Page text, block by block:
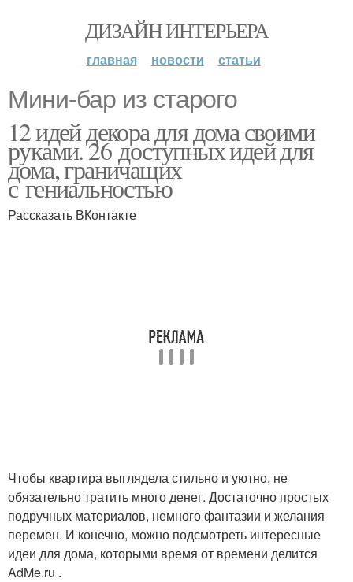
ДИЗАЙН ИНТЕРЬЕРА
главная новости статьи
Мини-бар из старого
12 идей декора для дома своими
руками. 26 доступных идей для
дома, граничащих
с гениальностью
Рассказать ВКонтакте
Чтобы квартира выглядела стильно и уютно, не
обязательно тратить много денег. Достаточно простых
подручных материалов, немного фантазии и желания
перемен. И конечно, можно подсмотреть интересные
идеи для дома, которыми время от времени делится
AdMe.ru .